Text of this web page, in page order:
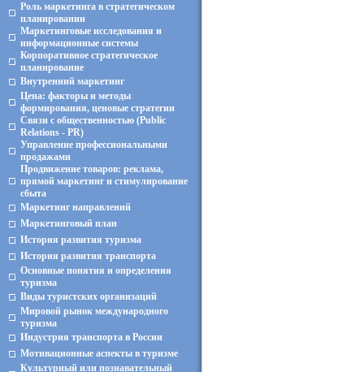
Роль маркетинга в стратегическом
планировании
Маркетинговые исследования и
информационные системы
Корпоративное стратегическое
планирование
Внутренний маркетинг
Цена: факторы и методы
формирования, ценовые стратегии
Связи с общественностью (Public
Relations - PR)
Управление профессиональными
продажами
Продвижение товаров: реклама,
прямой маркетинг и стимулирование
сбыта
Маркетинг направлений
Маркетинговый план
История развития туризма
История развития транспорта
Основные понятия и определения
туризма
Виды туристских организаций
Мировой рынок международного
туризма
Индустрия транспорта в России
Мотивационные аспекты в туризме
Культурный или познавательный